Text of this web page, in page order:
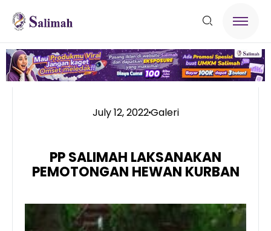
July 12, 2022Galeri
PP SALIMAH LAKSANAKAN
PEMOTONGAN HEWAN KURBAN